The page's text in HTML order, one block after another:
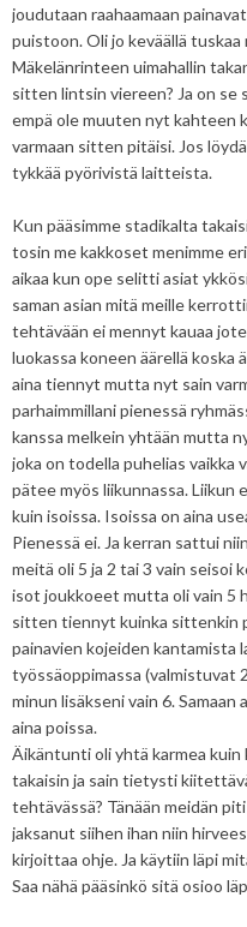
joudutaan raahaamaan
puistoon. Oli jo keväällä
Mäkelänrinteen uimahallin
sitten lintsin viereen? Ja on
empä ole muuten nyt kahteen
varmaan sitten pitäisi. Jos
tykkää pyörivistä laitteista.
Kun pääsimme stadikalta
tosin me kakkoset menimme
aikaa kun ope selitti asiat
saman asian mitä meille
tehtävään ei mennyt kauaa
luokassa koneen äärellä
aina tiennyt mutta nyt sain
parhaimmillani pienessä
kanssa melkein yhtään mutta
joka on todella puhelias vaikka
pätee myös liikunnassa. Liikun
kuin isoissa. Isoissa on aina
Pienessä ei. Ja kerran sattui
meitä oli 5 ja 2 tai 3 vain seisoi
isot joukkoeet mutta oli vain 5
sitten tiennyt kuinka sittenkin
painavien kojeiden kantamista
työssäoppimassa (valmistuvat
minun lisäkseni vain 6.
aina poissa.
Äikäntunti oli yhtä karmea
takaisin ja sain tietysti
tehtävässä? Tänään meidän
jaksanut siihen ihan niin
kirjoittaa ohje. Ja käytiin läpi
Saa nähä pääsinkö sitä osioo